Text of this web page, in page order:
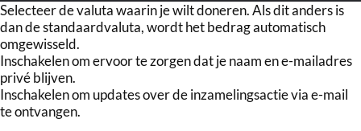
Selecteer de valuta waarin je wilt doneren. Als dit anders is
dan de standaardvaluta, wordt het bedrag automatisch
omgewisseld.
Inschakelen om ervoor te zorgen dat je naam en e-mailadres
privé blijven.
Inschakelen om updates over de inzamelingsactie via e-mail
te ontvangen.